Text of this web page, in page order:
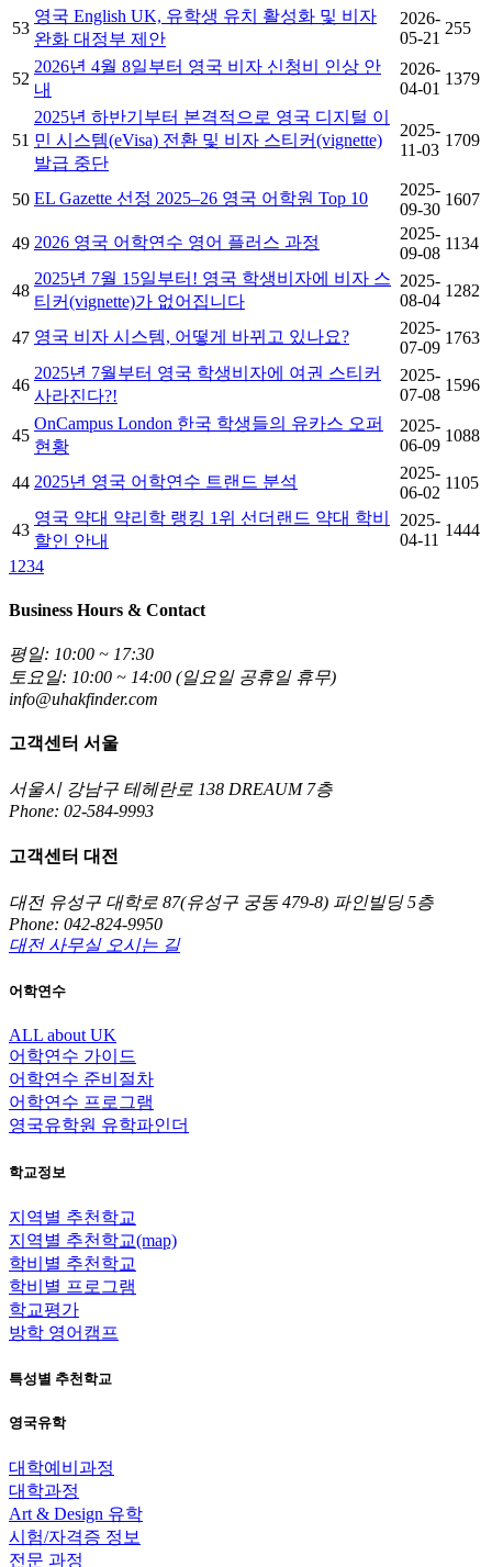
53
영국 English UK, 유학생 유치 활성화 및 비자
완화 대정부 제안
2026-
05-21
255
52
2026년 4월 8일부터 영국 비자 신청비 인상 안
내
2026-
04-01
1379
51
2025년 하반기부터 본격적으로 영국 디지털 이
민 시스템(eVisa) 전환 및 비자 스티커(vignette)
발급 중단
2025-
11-03
1709
50 EL Gazette 선정 2025–26 영국 어학원 Top 10
2025-
09-30
1607
49 2026 영국 어학연수 영어 플러스 과정
2025-
09-08
1134
48
2025년 7월 15일부터! 영국 학생비자에 비자 스
티커(vignette)가 없어집니다
2025-
08-04
1282
47 영국 비자 시스템, 어떻게 바뀌고 있나요?
2025-
07-09
1763
46
2025년 7월부터 영국 학생비자에 여권 스티커
사라진다?!
2025-
07-08
1596
45
OnCampus London 한국 학생들의 유카스 오퍼
현황
2025-
06-09
1088
44 2025년 영국 어학연수 트랜드 분석
2025-
06-02
1105
43
영국 약대 약리학 랭킹 1위 선더랜드 약대 학비
할인 안내
2025-
04-11
1444
1234
Business Hours & Contact
평일: 10:00 ~ 17:30
토요일: 10:00 ~ 14:00 (일요일 공휴일 휴무)
info@uhakfinder.com
고객센터 서울
서울시 강남구 테헤란로 138 DREAUM 7층
Phone: 02-584-9993
고객센터 대전
대전 유성구 대학로 87(유성구 궁동 479-8) 파인빌딩 5층
Phone: 042-824-9950
대전 사무실 오시는 길
어학연수
ALL about UK
어학연수 가이드
어학연수 준비절차
어학연수 프로그램
영국유학원 유학파인더
학교정보
지역별 추천학교
지역별 추천학교(map)
학비별 추천학교
학비별 프로그램
학교평가
방학 영어캠프
특성별 추천학교
영국유학
대학예비과정
대학과정
Art & Design 유학
시험/자격증 정보
전문 과정